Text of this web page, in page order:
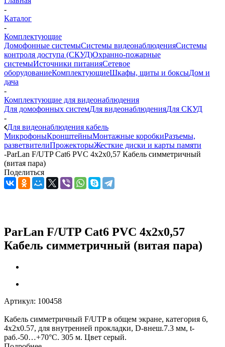
-
Каталог
-
Комплектующие
Домофонные системыСистемы видеонаблюденияСистемы
контроля доступа (СКУД)Охранно-пожарные
системыИсточники питанияСетевое
оборудованиеКомплектующиеШкафы, щиты и боксыДом и
дача
-
Комплектующие для видеонаблюдения
Для домофонных системДля видеонаблюденияДля СКУД
-
Для видеонаблюдения кабель
МикрофоныКронштейныМонтажные коробкиРазъемы,
разветвителиПрожекторыЖесткие диски и карты памяти
-ParLan F/UTP Cat6 PVC 4х2х0,57 Кабель симметричный
(витая пара)
Поделиться
ParLan F/UTP Cat6 PVC 4х2х0,57
Кабель симметричный (витая пара)
Артикул: 100458
Кабель симметричный F/UTP в общем экране, категория 6,
4х2х0.57, для внутренней прокладки, D-внеш.7.3 мм, t-
раб.-50…+70°C. 305 м. Цвет серый.